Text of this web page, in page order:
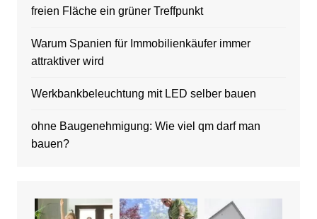
freien Fläche ein grüner Treffpunkt
Warum Spanien für Immobilienkäufer immer
attraktiver wird
Werkbankbeleuchtung mit LED selber bauen
ohne Baugenehmigung: Wie viel qm darf man
bauen?